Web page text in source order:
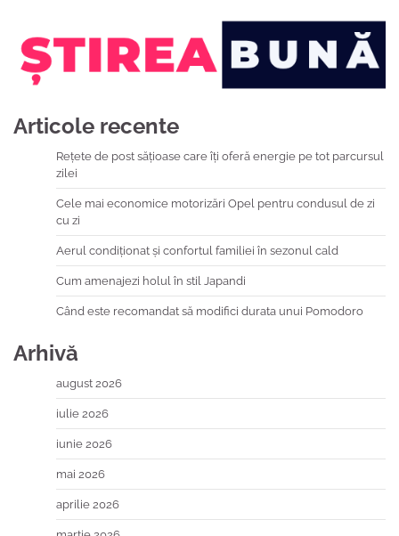
Articole recente
Rețete de post sățioase care îți oferă energie pe tot parcursul
zilei
Cele mai economice motorizări Opel pentru condusul de zi
cu zi
Aerul condiționat și confortul familiei în sezonul cald
Cum amenajezi holul în stil Japandi
Când este recomandat să modifici durata unui Pomodoro
Arhivă
august 2026
iulie 2026
iunie 2026
mai 2026
aprilie 2026